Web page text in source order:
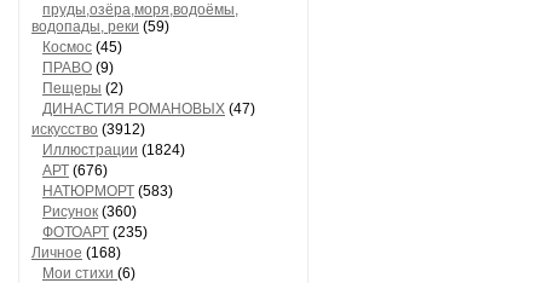
пруды,озёра,моря,водоёмы,
водопады, реки (59)
Космос (45)
ПРАВО (9)
Пещеры (2)
ДИНАСТИЯ РОМАНОВЫХ (47)
искусство (3912)
Иллюстрации (1824)
АРТ (676)
НАТЮРМОРТ (583)
Рисунок (360)
ФОТОАРТ (235)
Личное (168)
Мои стихи (6)